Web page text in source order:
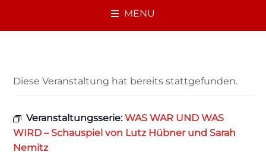
MENU
Diese Veranstaltung hat bereits stattgefunden.
Veranstaltungsserie:WAS WAR UND WAS
WIRD – Schauspiel von Lutz Hübner und Sarah
Nemitz